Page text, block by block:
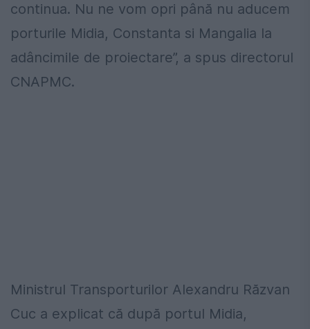
continua. Nu ne vom opri până nu aducem
porturile Midia, Constanta si Mangalia la
adâncimile de proiectare”, a spus directorul
CNAPMC.
Ministrul Transporturilor Alexandru Răzvan
Cuc a explicat că după portul Midia,